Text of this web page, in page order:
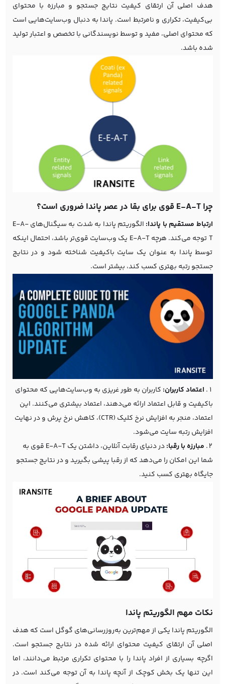
هدف اصلی آن ارتقای کیفیت نتایج جستجو و مبارزه با محتوای
بی‌کیفیت، تکراری و نامرتبط است. پاندا به دنبال وب‌سایت‌هایی است
که محتوای اصلی، مفید و توسط نویسندگانی با تخصص و اعتبار تولید
شده باشد.
چرا E-A-T قوی برای بقا در عصر پاندا ضروری است؟
ارتباط مستقیم با پاندا:
الگوریتم پاندا به شدت به سیگنال‌های E-A-
T توجه می‌کند. هرچه E-A-T یک وب‌سایت قوی‌تر باشد، احتمال اینکه
توسط پاندا به عنوان یک سایت باکیفیت شناخته شود و در نتایج
جستجو رتبه بهتری کسب کند، بیشتر است.
اعتماد کاربران: کاربران به طور غریزی به وب‌سایت‌هایی که محتوای
باکیفیت و قابل اعتماد ارائه می‌دهند، اعتماد بیشتری می‌کنند. این
اعتماد، منجر به افزایش نرخ کلیک (CTR)، کاهش نرخ پرش و در نهایت
افزایش رتبه سایت می‌شود.
مبارزه با رقبا:
در دنیای رقابت آنلاین، داشتن یک E-A-T قوی به
شما این امکان را می‌دهد که از رقبا پیشی بگیرید و در نتایج جستجو
جایگاه بهتری کسب کنید.
نکات مهم الگوریتم پاندا
الگوریتم پاندا یکی از مهم‌ترین به‌روزرسانی‌های گوگل است که هدف
اصلی آن ارتقای کیفیت محتوای ارائه شده در نتایج جستجو است.
اگرچه بسیاری از افراد پاندا را با محتوای تکراری مرتبط می‌دانند، اما
این تنها یک بخش کوچک از آنچه پاندا به آن توجه می‌کند است. در